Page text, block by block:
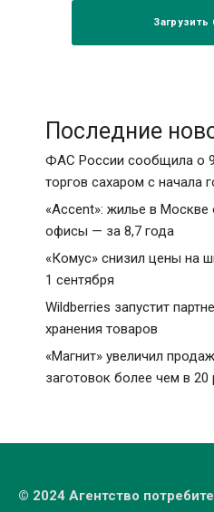
Загрузить
Последние
ФАС России сообщила о
торгов сахаром с начала
«Accent»: жилье в Москве
офисы — за 8,7 года
«Комус» снизил цены на
1 сентября
Wildberries запустит
хранения товаров
«Магнит» увеличил
заготовок более чем в 20
© 2024 Агентство